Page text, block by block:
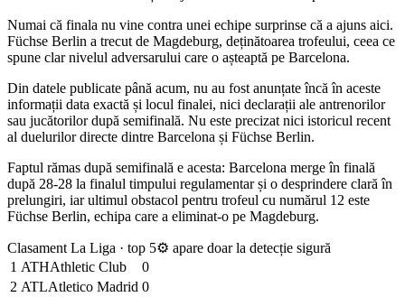
Numai că finala nu vine contra unei echipe surprinse că a ajuns aici.
Füchse Berlin a trecut de Magdeburg, deținătoarea trofeului, ceea ce
spune clar nivelul adversarului care o așteaptă pe Barcelona.
Din datele publicate până acum, nu au fost anunțate încă în aceste
informații data exactă și locul finalei, nici declarații ale antrenorilor
sau jucătorilor după semifinală. Nu este precizat nici istoricul recent
al duelurilor directe dintre Barcelona și Füchse Berlin.
Faptul rămas după semifinală e acesta: Barcelona merge în finală
după 28-28 la finalul timpului regulamentar și o desprindere clară în
prelungiri, iar ultimul obstacol pentru trofeul cu numărul 12 este
Füchse Berlin, echipa care a eliminat-o pe Magdeburg.
Clasament La Liga · top 5⚙ apare doar la detecție sigură
1 ATHAthletic Club
0
2 ATLAtletico Madrid 0